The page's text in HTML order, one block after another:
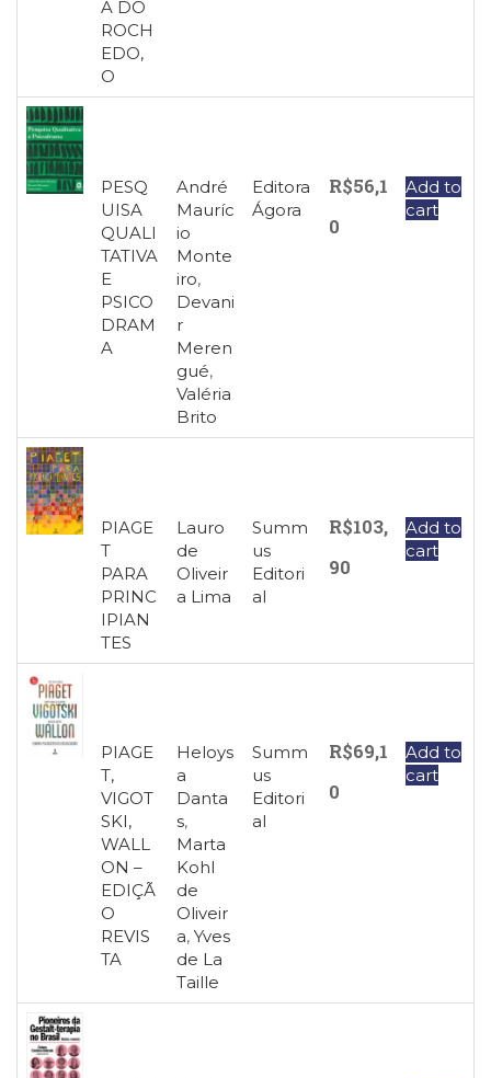
A DO
ROCH
EDO,
O
PESQ
UISA
QUALI
TATIVA
E
PSICO
DRAM
A
André
Mauríc
io
Monte
iro,
Devani
r
Meren
gué,
Valéria
Brito
Editora
Ágora
R$56,1
0
Add to
cart
PIAGE
T
PARA
PRINC
IPIAN
TES
Lauro
de
Oliveir
a Lima
Summ
us
Editori
al
R$103,
90
Add to
cart
PIAGE
T,
VIGOT
SKI,
WALL
ON –
EDIÇÃ
O
REVIS
TA
Heloys
a
Danta
s,
Marta
Kohl
de
Oliveir
a, Yves
de La
Taille
Summ
us
Editori
al
R$69,1
0
Add to
cart